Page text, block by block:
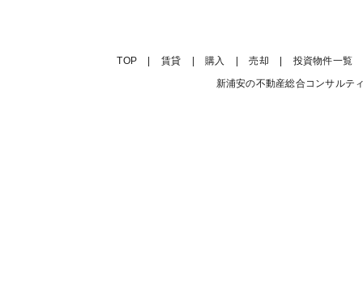
TOP 賃貸 購入 売却
投資物件一覧
新浦安の不動産総合コンサルテ